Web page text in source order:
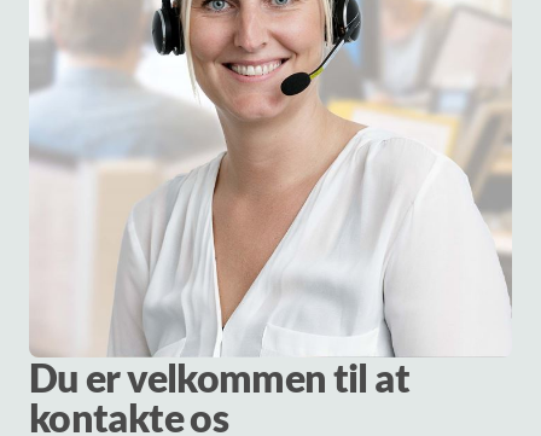
Du er velkommen til at
kontakte os